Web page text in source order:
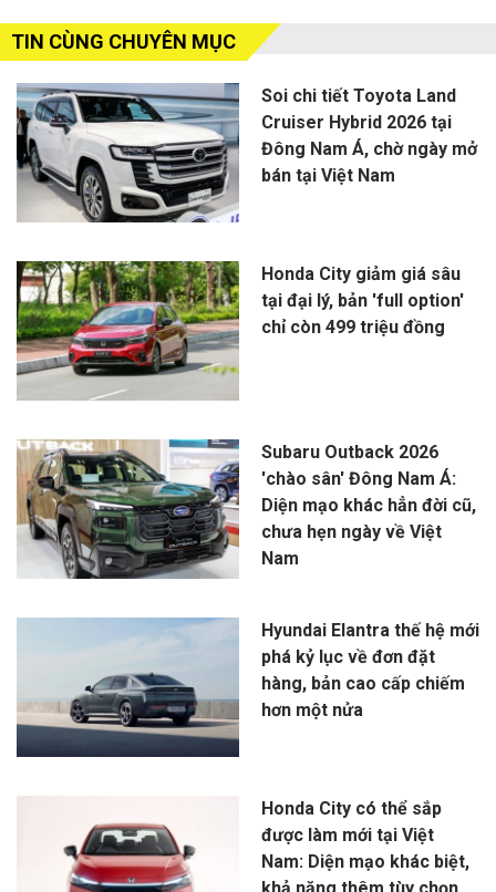
TIN CÙNG CHUYÊN MỤC
Soi chi tiết Toyota Land
Cruiser Hybrid 2026 tại
Đông Nam Á, chờ ngày mở
bán tại Việt Nam
Honda City giảm giá sâu
tại đại lý, bản 'full option'
chỉ còn 499 triệu đồng
Subaru Outback 2026
'chào sân' Đông Nam Á:
Diện mạo khác hẳn đời cũ,
chưa hẹn ngày về Việt
Nam
Hyundai Elantra thế hệ mới
phá kỷ lục về đơn đặt
hàng, bản cao cấp chiếm
hơn một nửa
Honda City có thể sắp
được làm mới tại Việt
Nam: Diện mạo khác biệt,